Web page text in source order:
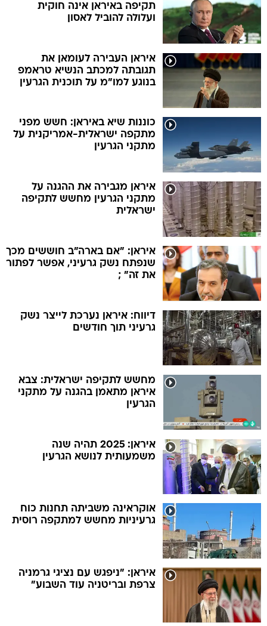
תקיפה באיראן אינה חוקית
ועלולה להוביל לאסון
איראן העבירה לעומאן את
תגובתה למכתב הנשיא טראמפ
בנוגע למו"מ על תוכנית הגרעין
כוננות שיא באיראן: חשש מפני
מתקפה ישראלית-אמריקנית על
מתקני הגרעין
איראן מגבירה את ההגנה על
מתקני הגרעין מחשש לתקיפה
ישראלית
איראן: "אם בארה"ב חוששים מכך
שנפתח נשק גרעיני, אפשר לפתור
את זה" ;
דיווח: איראן נערכת לייצר נשק
גרעיני תוך חודשים
מחשש לתקיפה ישראלית: צבא
איראן מתאמן בהגנה על מתקני
הגרעין
איראן: 2025 תהיה שנה
משמעותית לנושא הגרעין
אוקראינה משביתה תחנות כוח
גרעיניות מחשש למתקפה רוסית
איראן: "ניפגש עם נציגי גרמניה
צרפת ובריטניה עוד השבוע"